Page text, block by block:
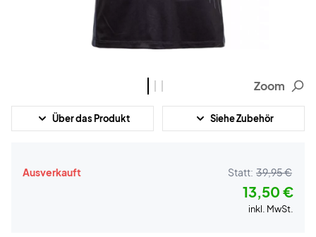
Zoom
Über das Produkt Siehe Zubehör
Ausverkauft Statt: 39,95 €
13,50 €
inkl. MwSt.